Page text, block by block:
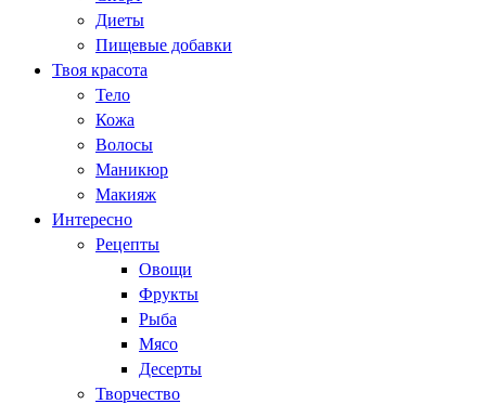
Диеты
Пищевые добавки
Твоя красота
Тело
Кожа
Волосы
Маникюр
Макияж
Интересно
Рецепты
Овощи
Фрукты
Рыба
Мясо
Десерты
Творчество